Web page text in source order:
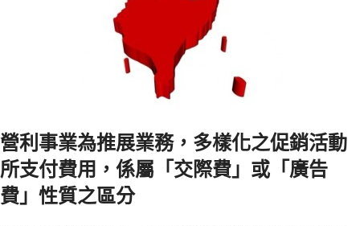
營利事業為推展業務，多樣化之促銷活動
所支付費用，係屬「交際費」或「廣告
費」性質之區分